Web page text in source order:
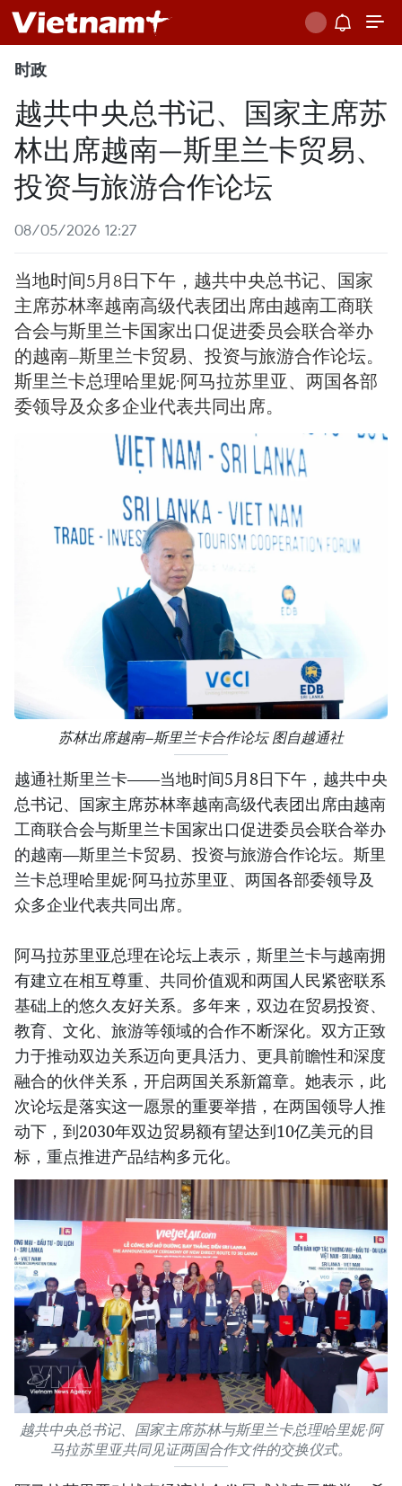
时政
越共中央总书记、国家主席苏
林出席越南—斯里兰卡贸易、
投资与旅游合作论坛
08/05/2026 12:27
当地时间5月8日下午，越共中央总书记、国家
主席苏林率越南高级代表团出席由越南工商联
合会与斯里兰卡国家出口促进委员会联合举办
的越南—斯里兰卡贸易、投资与旅游合作论坛。
斯里兰卡总理哈里妮·阿马拉苏里亚、两国各部
委领导及众多企业代表共同出席。
苏林出席越南—斯里兰卡合作论坛 图自越通社
越通社斯里兰卡——当地时间5月8日下午，越共中央
总书记、国家主席苏林率越南高级代表团出席由越南
工商联合会与斯里兰卡国家出口促进委员会联合举办
的越南—斯里兰卡贸易、投资与旅游合作论坛。斯里
兰卡总理哈里妮·阿马拉苏里亚、两国各部委领导及
众多企业代表共同出席。
阿马拉苏里亚总理在论坛上表示，斯里兰卡与越南拥
有建立在相互尊重、共同价值观和两国人民紧密联系
基础上的悠久友好关系。多年来，双边在贸易投资、
教育、文化、旅游等领域的合作不断深化。双方正致
力于推动双边关系迈向更具活力、更具前瞻性和深度
融合的伙伴关系，开启两国关系新篇章。她表示，此
次论坛是落实这一愿景的重要举措，在两国领导人推
动下，到2030年双边贸易额有望达到10亿美元的目
标，重点推进产品结构多元化。
越共中央总书记、国家主席苏林与斯里兰卡总理哈里妮·阿
马拉苏里亚共同见证两国合作文件的交换仪式。